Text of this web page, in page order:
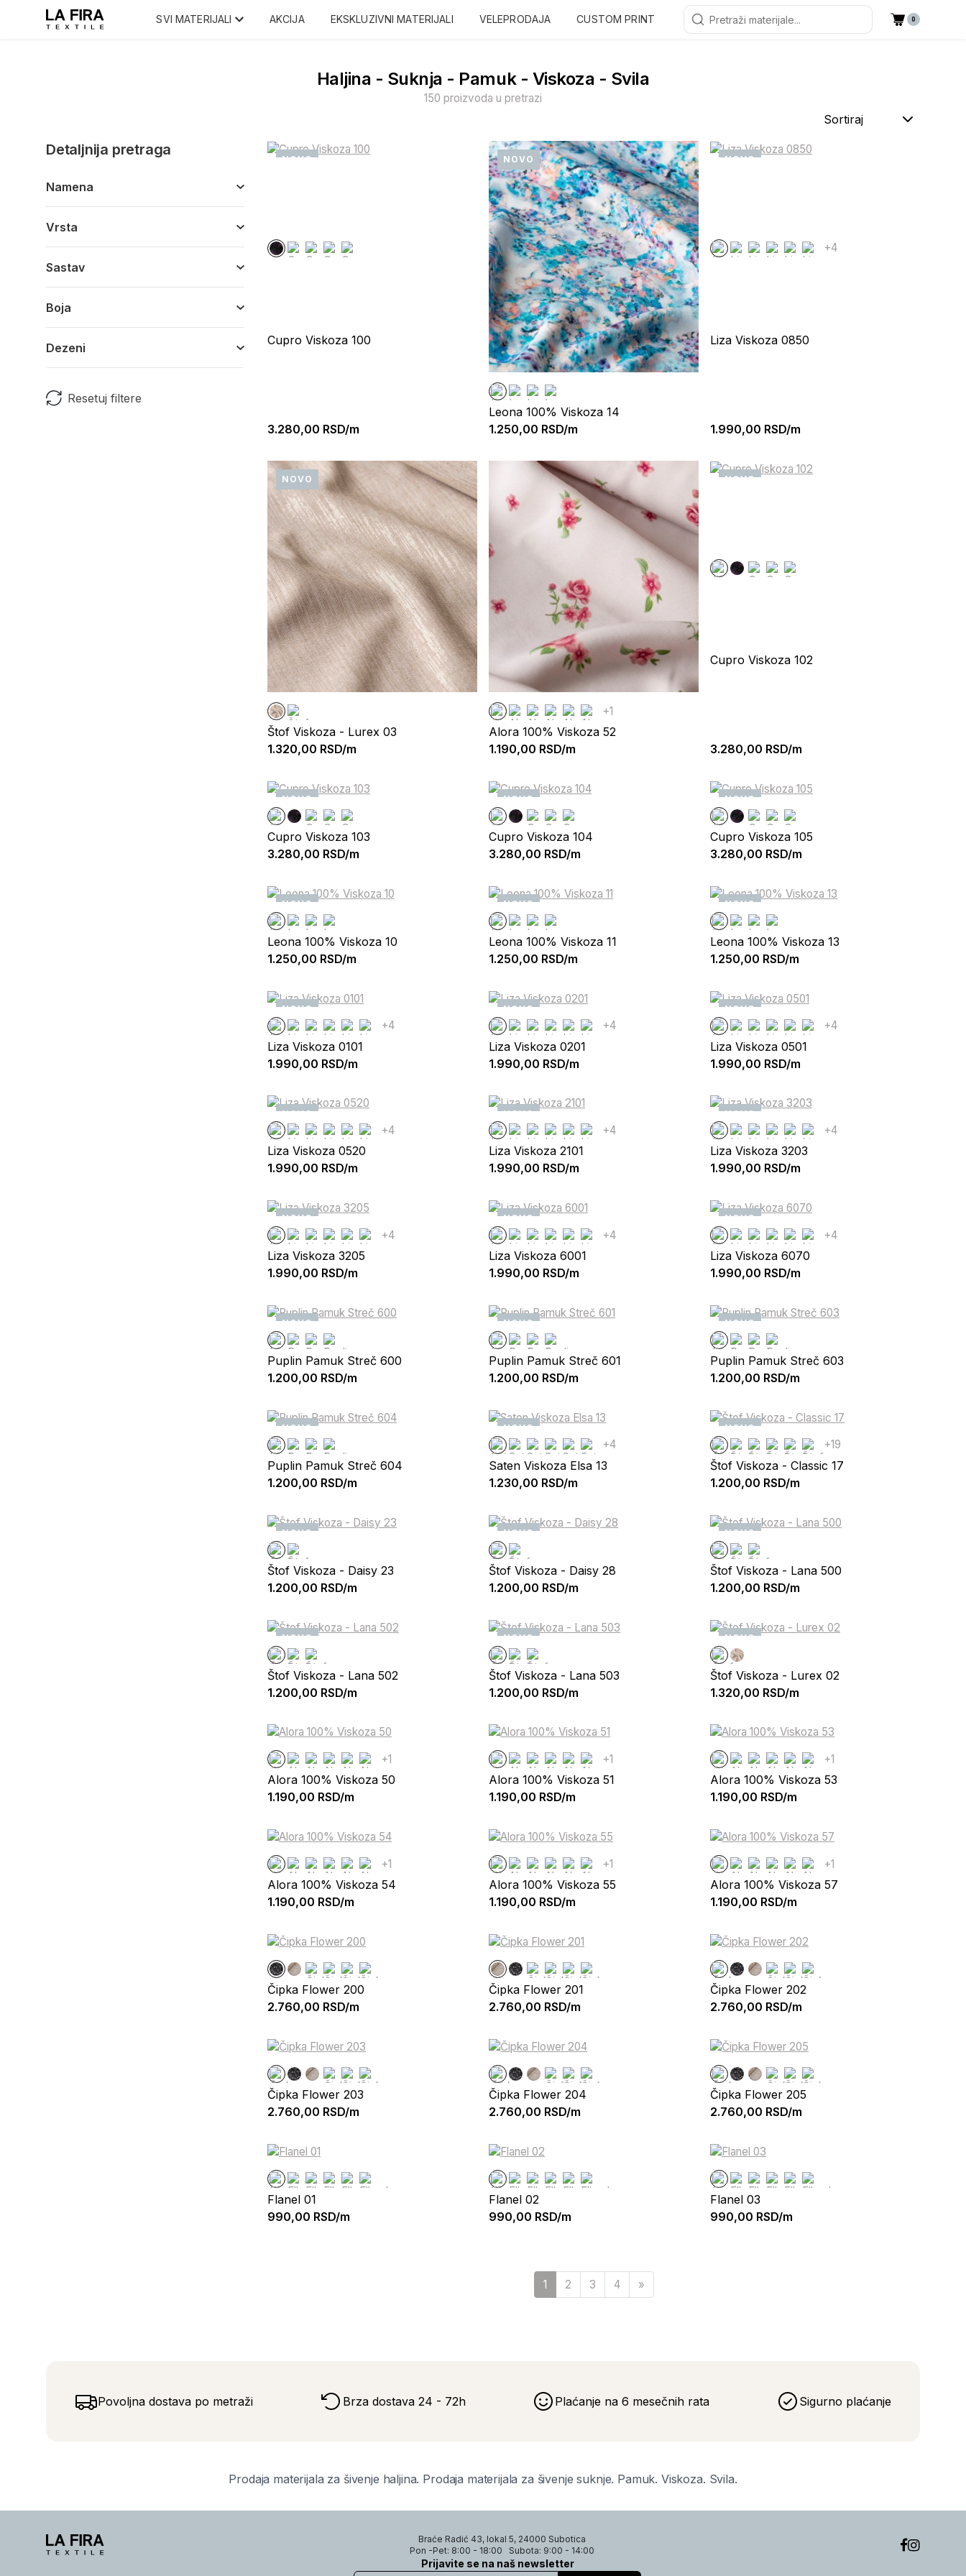
SVI MATERIJALI AKCIJA EKSKLUZIVNI MATERIJALI VELEPRODAJA CUSTOM PRINT 0
Haljina - Suknja - Pamuk - Viskoza - Svila
150 proizvoda u pretrazi
Sortiraj
Detaljnija pretraga
Namena
Vrsta
Sastav
Boja
Dezeni
Resetuj filtere
NOVO
Cupro Viskoza 100
3.280,00 RSD/m
NOVO
Leona 100% Viskoza 14
1.250,00 RSD/m
NOVO
+4
Liza Viskoza 0850
1.990,00 RSD/m
NOVO
Štof Viskoza - Lurex 03
1.320,00 RSD/m
+1
Alora 100% Viskoza 52
1.190,00 RSD/m
NOVO
Cupro Viskoza 102
3.280,00 RSD/m
NOVO
Cupro Viskoza 103
3.280,00 RSD/m
NOVO
Cupro Viskoza 104
3.280,00 RSD/m
NOVO
Cupro Viskoza 105
3.280,00 RSD/m
NOVO
Leona 100% Viskoza 10
1.250,00 RSD/m
NOVO
Leona 100% Viskoza 11
1.250,00 RSD/m
NOVO
Leona 100% Viskoza 13
1.250,00 RSD/m
NOVO
+4
Liza Viskoza 0101
1.990,00 RSD/m
NOVO
+4
Liza Viskoza 0201
1.990,00 RSD/m
NOVO
+4
Liza Viskoza 0501
1.990,00 RSD/m
NOVO
+4
Liza Viskoza 0520
1.990,00 RSD/m
NOVO
+4
Liza Viskoza 2101
1.990,00 RSD/m
NOVO
+4
Liza Viskoza 3203
1.990,00 RSD/m
NOVO
+4
Liza Viskoza 3205
1.990,00 RSD/m
NOVO
+4
Liza Viskoza 6001
1.990,00 RSD/m
NOVO
+4
Liza Viskoza 6070
1.990,00 RSD/m
NOVO
Puplin Pamuk Streč 600
1.200,00 RSD/m
NOVO
Puplin Pamuk Streč 601
1.200,00 RSD/m
NOVO
Puplin Pamuk Streč 603
1.200,00 RSD/m
NOVO
Puplin Pamuk Streč 604
1.200,00 RSD/m
NOVO
+4
Saten Viskoza Elsa 13
1.230,00 RSD/m
NOVO
+19
Štof Viskoza - Classic 17
1.200,00 RSD/m
NOVO
Štof Viskoza - Daisy 23
1.200,00 RSD/m
NOVO
Štof Viskoza - Daisy 28
1.200,00 RSD/m
NOVO
Štof Viskoza - Lana 500
1.200,00 RSD/m
NOVO
Štof Viskoza - Lana 502
1.200,00 RSD/m
NOVO
Štof Viskoza - Lana 503
1.200,00 RSD/m
NOVO
Štof Viskoza - Lurex 02
1.320,00 RSD/m
+1
Alora 100% Viskoza 50
1.190,00 RSD/m
+1
Alora 100% Viskoza 51
1.190,00 RSD/m
+1
Alora 100% Viskoza 53
1.190,00 RSD/m
+1
Alora 100% Viskoza 54
1.190,00 RSD/m
+1
Alora 100% Viskoza 55
1.190,00 RSD/m
+1
Alora 100% Viskoza 57
1.190,00 RSD/m
Čipka Flower 200
2.760,00 RSD/m
Čipka Flower 201
2.760,00 RSD/m
Čipka Flower 202
2.760,00 RSD/m
Čipka Flower 203
2.760,00 RSD/m
Čipka Flower 204
2.760,00 RSD/m
Čipka Flower 205
2.760,00 RSD/m
Flanel 01
990,00 RSD/m
Flanel 02
990,00 RSD/m
Flanel 03
990,00 RSD/m
1 2 3 4 »Sledeća
Povoljna dostava po metraži Brza dostava 24 - 72h Plaćanje na 6 mesečnih rata Sigurno plaćanje
Prodaja materijala za šivenje haljina. Prodaja materijala za šivenje suknje. Pamuk. Viskoza. Svila.
Braće Radić 43, lokal 5, 24000 Subotica
Pon -Pet: 8:00 - 18:00
Subota: 9:00 - 14:00
Prijavite se na naš newsletter